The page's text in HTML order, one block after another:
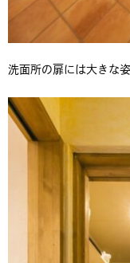
洗面所の扉には大きな